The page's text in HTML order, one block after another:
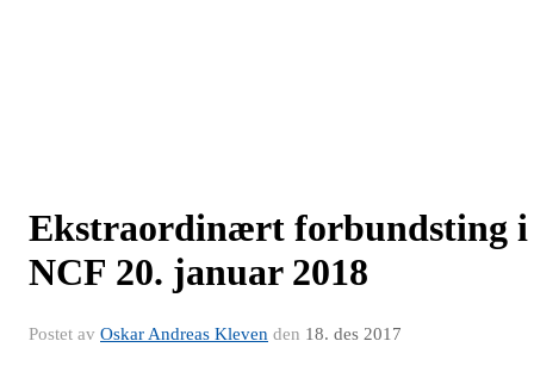
Ekstraordinært forbundsting i
NCF 20. januar 2018
Postet av Oskar Andreas Kleven den 18. des 2017